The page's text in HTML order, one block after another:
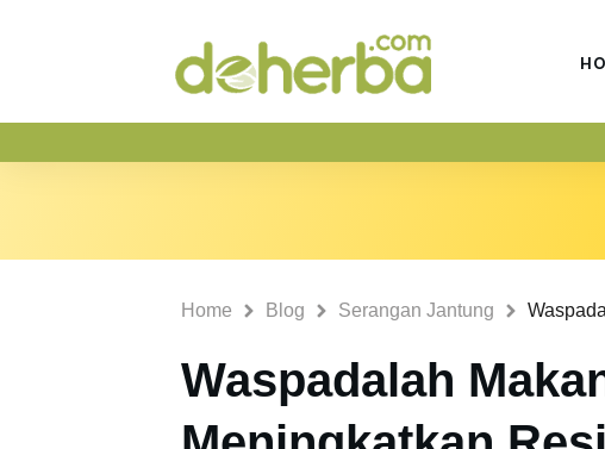
Home Blog Serangan Jantung
Waspadalah